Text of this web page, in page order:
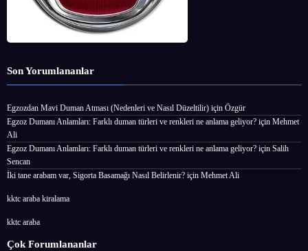
Son Yorumlananlar
Egzozdan Mavi Duman Atması (Nedenleri ve Nasıl Düzeltilir) için Özgür
Egzoz Dumanı Anlamları: Farklı duman türleri ve renkleri ne anlama geliyor? için Mehmet
Ali
Egzoz Dumanı Anlamları: Farklı duman türleri ve renkleri ne anlama geliyor? için Salih
Sencan
İki tane arabam var, Sigorta Basamağı Nasıl Belirlenir? için Mehmet Ali
kktc araba kiralama
kktc araba
Çok Forumlananlar